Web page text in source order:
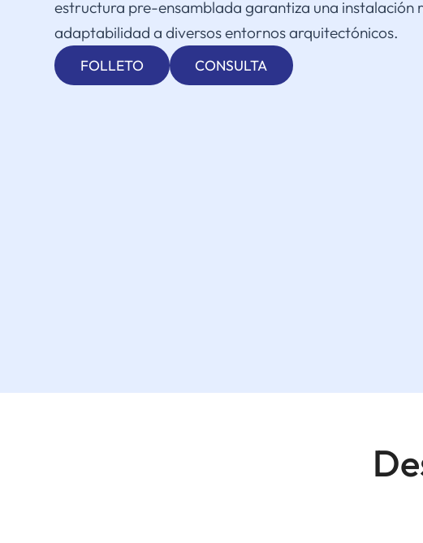
estructura pre-ensamblada garantiza una instalación
adaptabilidad a diversos entornos arquitectónicos.
FOLLETO CONSULTA